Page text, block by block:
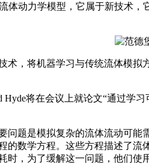
体动力学模型，它属于新技术
将机器学习与传统流体模拟
将在会议上就论文“通过学习
是模拟复杂的流体流动可能需
的数学方程。这些方程描述了
，为了缓解这一问题，他们使